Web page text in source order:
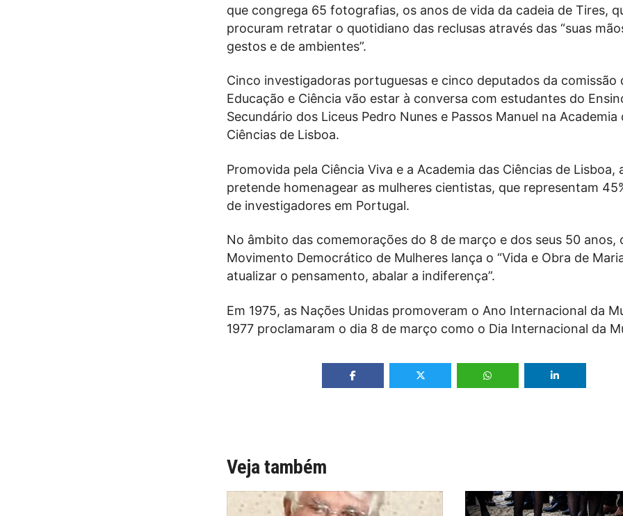
que congrega 65 fotografias, os anos de vida da cadeia de Tires,
procuram retratar o quotidiano das reclusas através das “suas
gestos e de ambientes”.
Cinco investigadoras portuguesas e cinco deputados da comissão
Educação e Ciência vão estar à conversa com estudantes do
Secundário dos Liceus Pedro Nunes e Passos Manuel na Academia
Ciências de Lisboa.
Promovida pela Ciência Viva e a Academia das Ciências de Lisboa,
pretende homenagear as mulheres cientistas, que representam
de investigadores em Portugal.
No âmbito das comemorações do 8 de março e dos seus 50 anos,
Movimento Democrático de Mulheres lança o “Vida e Obra de
atualizar o pensamento, abalar a indiferença”.
Em 1975, as Nações Unidas promoveram o Ano Internacional da
1977 proclamaram o dia 8 de março como o Dia Internacional da
Veja também